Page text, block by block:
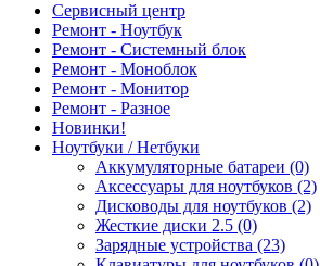
Сервисный центр
Ремонт - Ноутбук
Ремонт - Системный блок
Ремонт - Моноблок
Ремонт - Монитор
Ремонт - Разное
Новинки!
Ноутбуки / Нетбуки
Аккумуляторные батареи (0)
Аксессуары для ноутбуков (2)
Дисководы для ноутбуков (2)
Жесткие диски 2.5 (0)
Зарядные устройства (23)